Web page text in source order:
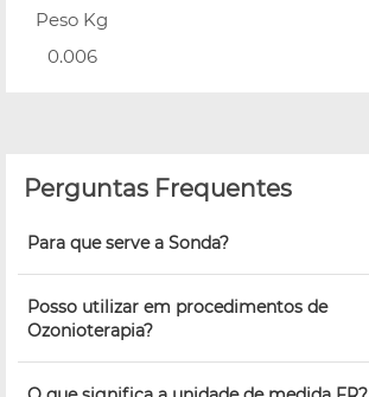
Peso Kg
0.006
Perguntas Frequentes
Para que serve a Sonda?
Posso utilizar em procedimentos de
Ozonioterapia?